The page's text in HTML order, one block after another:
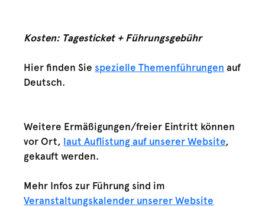
Kosten: Tagesticket + Führungsgebühr
Hier finden Sie spezielle Themenführungen auf
Deutsch.
Weitere Ermäßigungen/freier Eintritt können
vor Ort, laut Auflistung auf unserer Website,
gekauft werden.
Mehr Infos zur Führung sind im
Veranstaltungskalender unserer Website